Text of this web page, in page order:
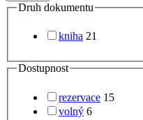
Druh dokumentu
kniha 21
Dostupnost
rezervace 15
volný 6